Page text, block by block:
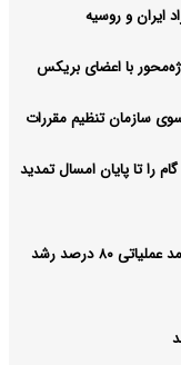
ایران و روسیه
با اعضای بریکس
را تا پایان امسال تمدید
تغییر مثبت در عملکرد مالی بانک صادرات ایران/ درآمد عملیاتی ۸۰ درصد رشد